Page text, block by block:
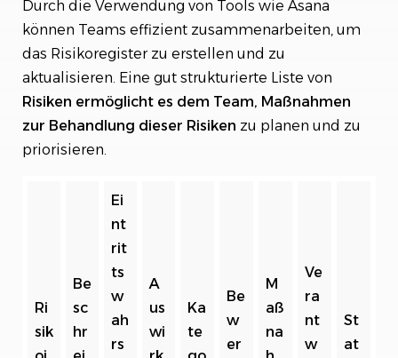
Durch die Verwendung von Tools wie Asana
können Teams effizient zusammenarbeiten, um
das Risikoregister zu erstellen und zu
aktualisieren. Eine gut strukturierte Liste von
Risiken ermöglicht es dem Team, Maßnahmen
zur Behandlung dieser Risiken zu planen und zu
priorisieren.
Ri
sik
Be
sc
hr
Ei
nt
rit
ts
w
ah
rs
A
us
wi
Ka
te
Be
w
er
M
aß
na
Ve
ra
nt
w
St
at